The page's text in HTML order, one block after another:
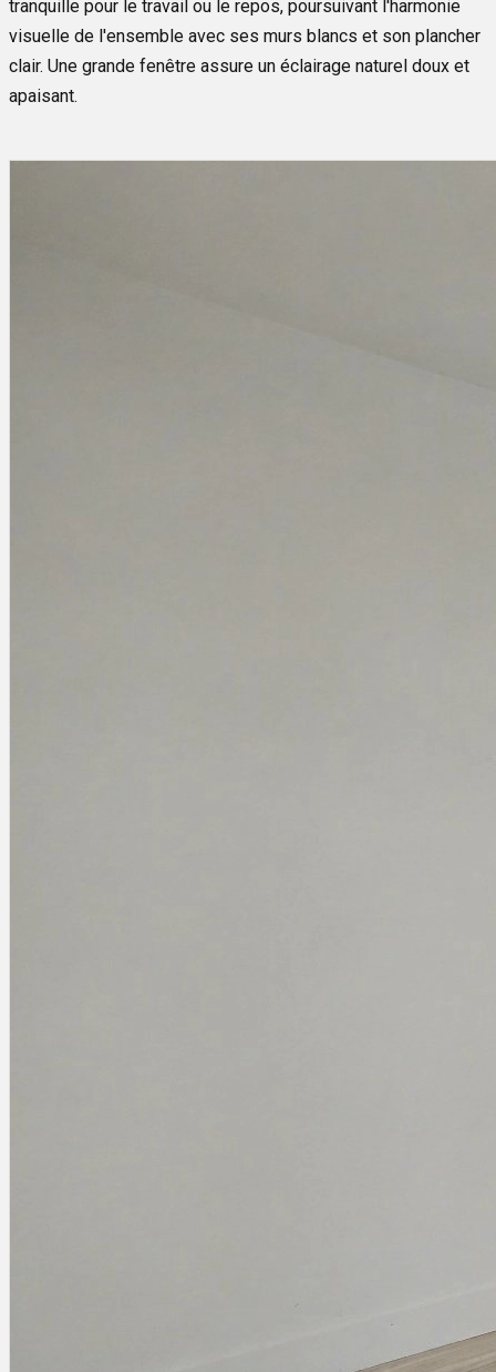
tranquille pour le travail ou le repos, poursuivant l'harmonie
visuelle de l'ensemble avec ses murs blancs et son plancher
clair. Une grande fenêtre assure un éclairage naturel doux et
apaisant.